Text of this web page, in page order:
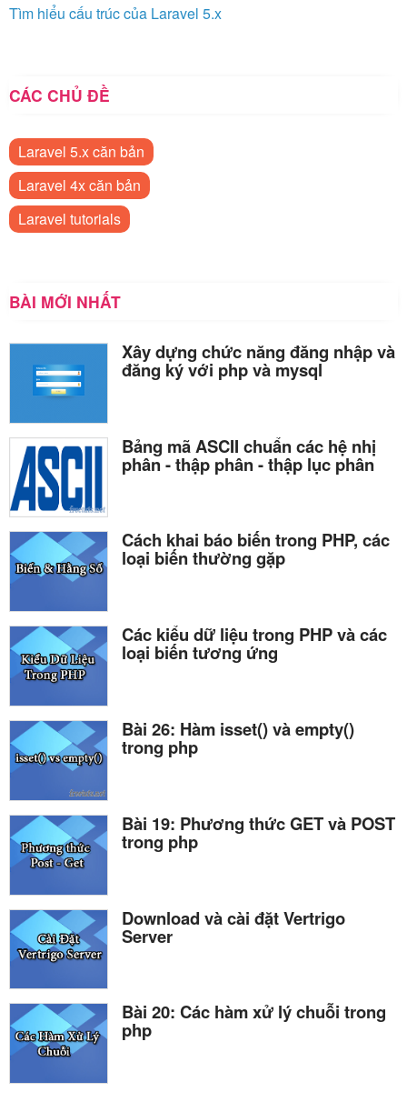
Tìm hiểu cấu trúc của Laravel 5.x
CÁC CHỦ ĐỀ
Laravel 5.x căn bản
Laravel 4x căn bản
Laravel tutorials
BÀI MỚI NHẤT
Xây dựng chức năng đăng nhập và
đăng ký với php và mysql
Bảng mã ASCII chuẩn các hệ nhị
phân - thập phân - thập lục phân
Cách khai báo biến trong PHP, các
loại biến thường gặp
Các kiểu dữ liệu trong PHP và các
loại biến tương ứng
Bài 26: Hàm isset() và empty()
trong php
Bài 19: Phương thức GET và POST
trong php
Download và cài đặt Vertrigo
Server
Bài 20: Các hàm xử lý chuỗi trong
php